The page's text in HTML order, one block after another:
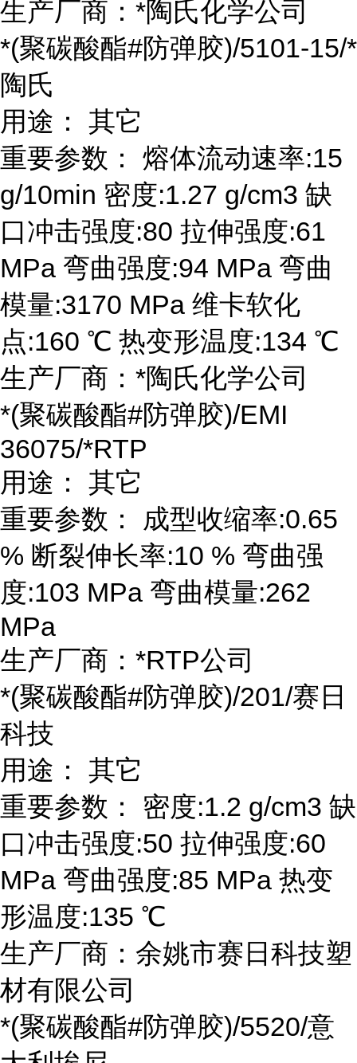
生产厂商：*陶氏化学公司
*(聚碳酸酯#防弹胶)/5101-15/*
陶氏
用途： 其它
重要参数： 熔体流动速率:15
g/10min 密度:1.27 g/cm3 缺
口冲击强度:80 拉伸强度:61
MPa 弯曲强度:94 MPa 弯曲
模量:3170 MPa 维卡软化
点:160 ℃ 热变形温度:134 ℃
生产厂商：*陶氏化学公司
*(聚碳酸酯#防弹胶)/EMI
36075/*RTP
用途： 其它
重要参数： 成型收缩率:0.65
% 断裂伸长率:10 % 弯曲强
度:103 MPa 弯曲模量:262
MPa
生产厂商：*RTP公司
*(聚碳酸酯#防弹胶)/201/赛日
科技
用途： 其它
重要参数： 密度:1.2 g/cm3 缺
口冲击强度:50 拉伸强度:60
MPa 弯曲强度:85 MPa 热变
形温度:135 ℃
生产厂商：余姚市赛日科技塑
材有限公司
*(聚碳酸酯#防弹胶)/5520/意